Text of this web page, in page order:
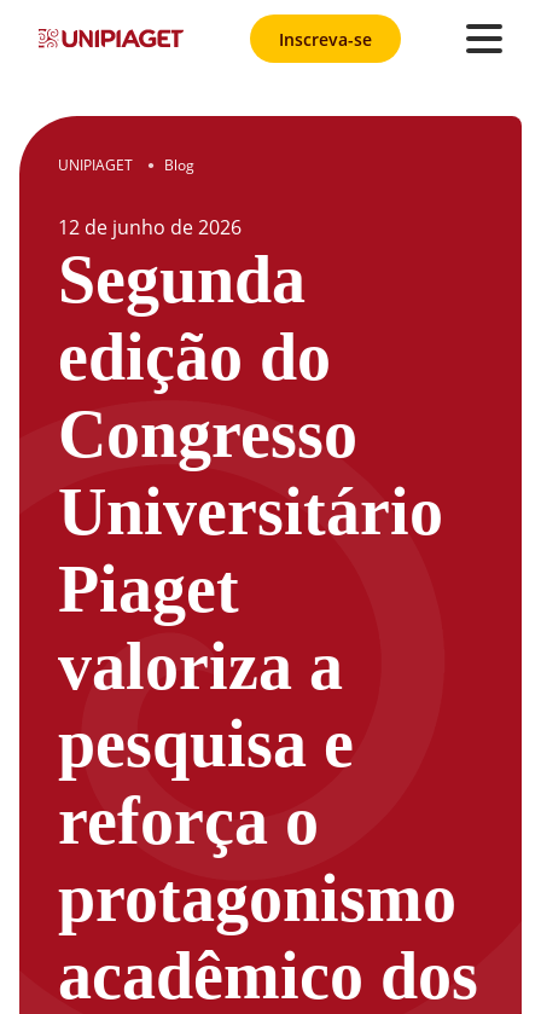
Inscreva-se
UNIPIAGET ● Blog
12 de junho de2026
Segunda
edição do
Congresso
Universitário
Piaget
valoriza a
pesquisa e
reforça o
protagonismo
acadêmico dos